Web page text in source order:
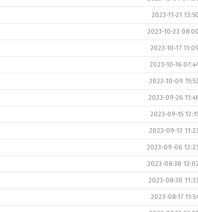
2023-11-21 13:50
2023-10-23 08:00
2023-10-17 11:09
2023-10-16
2023-10-09 15:53
2023-09-26
2023-09-15
2023-09-13 11:23
2023-09-06 12:23
2023-08-30 13:02
2023-08-30 11:33
2023-08-17